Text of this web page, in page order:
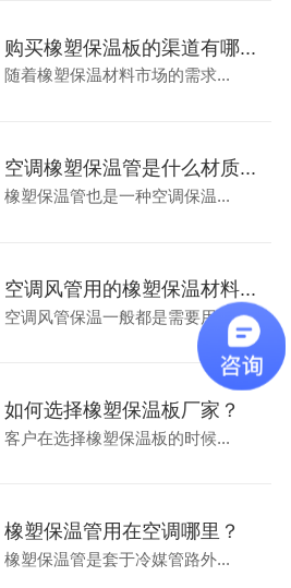
购买橡塑保温板的渠道有哪...
随着橡塑保温材料市场的需求...
空调橡塑保温管是什么材质...
橡塑保温管也是一种空调保温...
空调风管用的橡塑保温材料...
空调风管保温一般都是需要用...
如何选择橡塑保温板厂家？
客户在选择橡塑保温板的时候...
橡塑保温管用在空调哪里？
橡塑保温管是套于冷媒管路外...